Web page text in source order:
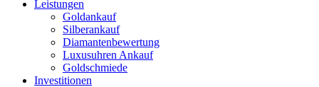
Leistungen
Goldankauf
Silberankauf
Diamantenbewertung
Luxusuhren Ankauf
Goldschmiede
Investitionen